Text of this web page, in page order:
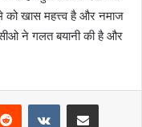
खास महत्त्व है और नमाज
सीओ ने गलत बयानी की है और
Reddit VKontakteShare via Email